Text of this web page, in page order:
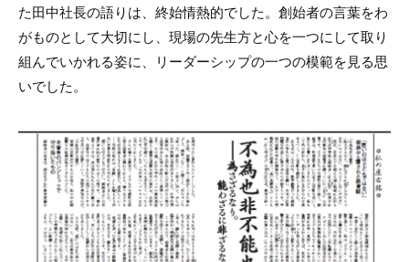
た田中社長の語りは、終始情熱的でした。創始者の言葉をわ
がものとして大切にし、現場の先生方と心を一つにして取り
組んでいかれる姿に、リーダーシップの一つの模範を見る思
いでした。